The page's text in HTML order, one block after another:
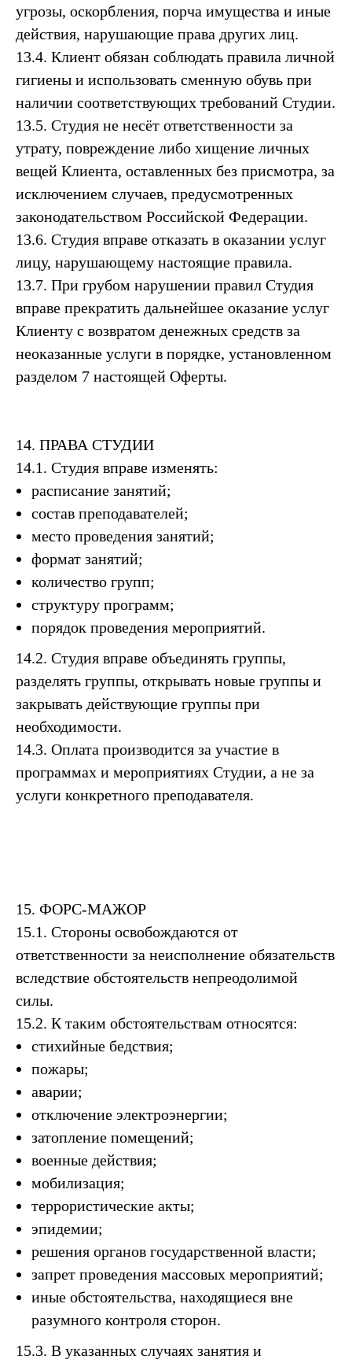
угрозы, оскорбления, порча имущества и иные
действия, нарушающие права других лиц.
13.4. Клиент обязан соблюдать правила личной
гигиены и использовать сменную обувь при
наличии соответствующих требований Студии.
13.5. Студия не несёт ответственности за
утрату, повреждение либо хищение личных
вещей Клиента, оставленных без присмотра, за
исключением случаев, предусмотренных
законодательством Российской Федерации.
13.6. Студия вправе отказать в оказании услуг
лицу, нарушающему настоящие правила.
13.7. При грубом нарушении правил Студия
вправе прекратить дальнейшее оказание услуг
Клиенту с возвратом денежных средств за
неоказанные услуги в порядке, установленном
разделом 7 настоящей Оферты.
14. ПРАВА СТУДИИ
14.1. Студия вправе изменять:
расписание занятий;
состав преподавателей;
место проведения занятий;
формат занятий;
количество групп;
структуру программ;
порядок проведения мероприятий.
14.2. Студия вправе объединять группы,
разделять группы, открывать новые группы и
закрывать действующие группы при
необходимости.
14.3. Оплата производится за участие в
программах и мероприятиях Студии, а не за
услуги конкретного преподавателя.
15. ФОРС-МАЖОР
15.1. Стороны освобождаются от
ответственности за неисполнение обязательств
вследствие обстоятельств непреодолимой
силы.
15.2. К таким обстоятельствам относятся:
стихийные бедствия;
пожары;
аварии;
отключение электроэнергии;
затопление помещений;
военные действия;
мобилизация;
террористические акты;
эпидемии;
решения органов государственной власти;
запрет проведения массовых мероприятий;
иные обстоятельства, находящиеся вне
разумного контроля сторон.
15.3. В указанных случаях занятия и